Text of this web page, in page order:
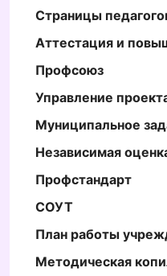
Страницы
Аттестация и
Профсоюз
Управление
Муниципальное
Независимая
Профстандарт
СОУТ
План работы
Методическая